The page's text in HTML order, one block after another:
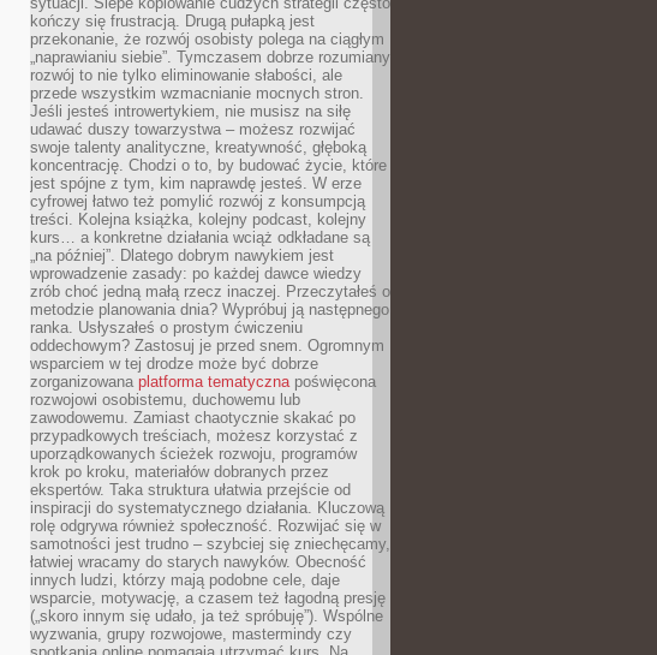
kończy się frustracją. Drugą pułapką jest
przekonanie, że rozwój osobisty polega na ciągłym
„naprawianiu siebie”. Tymczasem dobrze rozumiany
rozwój to nie tylko eliminowanie słabości, ale
przede wszystkim wzmacnianie mocnych stron.
Jeśli jesteś introwertykiem, nie musisz na siłę
udawać duszy towarzystwa – możesz rozwijać
swoje talenty analityczne, kreatywność, głęboką
koncentrację. Chodzi o to, by budować życie, które
jest spójne z tym, kim naprawdę jesteś. W erze
cyfrowej łatwo też pomylić rozwój z konsumpcją
treści. Kolejna książka, kolejny podcast, kolejny
kurs… a konkretne działania wciąż odkładane są
„na później”. Dlatego dobrym nawykiem jest
wprowadzenie zasady: po każdej dawce wiedzy
zrób choć jedną małą rzecz inaczej. Przeczytałeś o
metodzie planowania dnia? Wypróbuj ją następnego
ranka. Usłyszałeś o prostym ćwiczeniu
oddechowym? Zastosuj je przed snem. Ogromnym
wsparciem w tej drodze może być dobrze
zorganizowana platforma tematycznapoświęcona
rozwojowi osobistemu, duchowemu lub
zawodowemu. Zamiast chaotycznie skakać po
przypadkowych treściach, możesz korzystać z
uporządkowanych ścieżek rozwoju, programów
krok po kroku, materiałów dobranych przez
ekspertów. Taka struktura ułatwia przejście od
inspiracji do systematycznego działania. Kluczową
rolę odgrywa również społeczność. Rozwijać się w
samotności jest trudno – szybciej się zniechęcamy,
łatwiej wracamy do starych nawyków. Obecność
innych ludzi, którzy mają podobne cele, daje
wsparcie, motywację, a czasem też łagodną presję
(„skoro innym się udało, ja też spróbuję”). Wspólne
wyzwania, grupy rozwojowe, mastermindy czy